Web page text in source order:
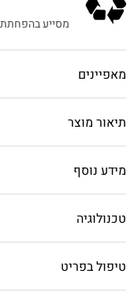
מסייע
מאפיינים
תיאור מוצר
מידע נוסף
טכנולוגיה
טיפול בפריט